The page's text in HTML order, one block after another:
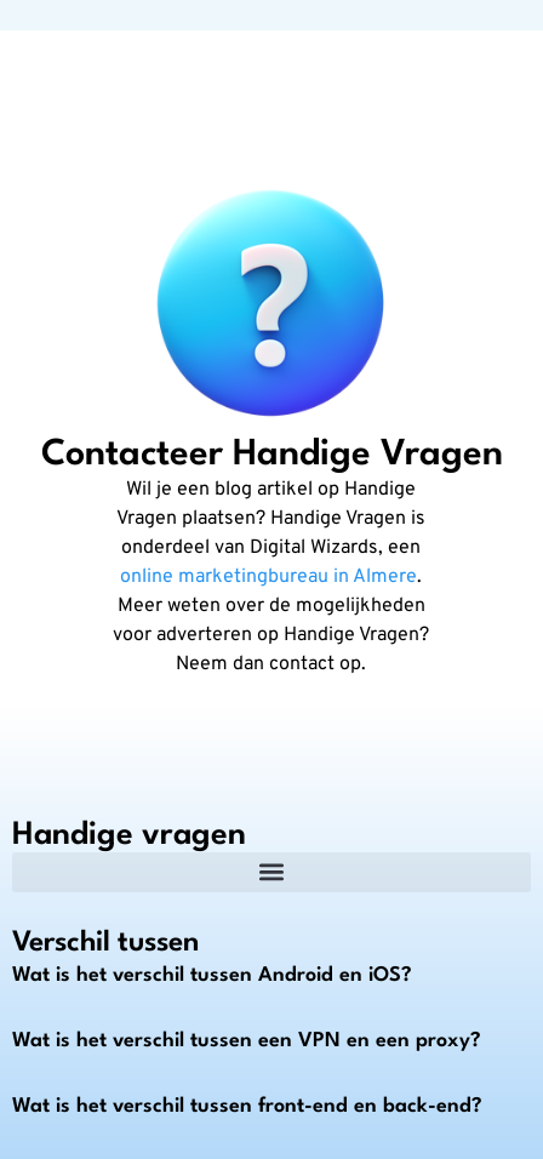
Contacteer Handige Vragen
Wil je een blog artikel op Handige
Vragen plaatsen? Handige Vragen is
onderdeel van Digital Wizards, een
online marketingbureau in Almere.
Meer weten over de mogelijkheden
voor adverteren op Handige Vragen?
Neem dan contact op.
Handige vragen
Verschil tussen
Wat is het verschil tussen Android en iOS?
Wat is het verschil tussen een VPN en een proxy?
Wat is het verschil tussen front-end en back-end?